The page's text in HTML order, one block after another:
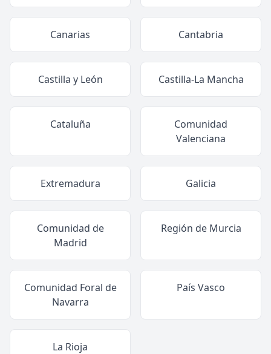
Canarias Cantabria
Castilla y León Castilla-La Mancha
Cataluña
Comunidad
Valenciana
Extremadura Galicia
Comunidad de
Madrid
Región de Murcia
Comunidad Foral de
Navarra
País Vasco
La Rioja